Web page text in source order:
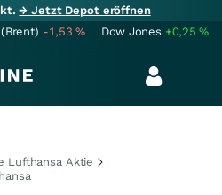
→ Jetzt Depot eröffnen
-1,53% Dow Jones +0,25%
Lufthansa Aktie